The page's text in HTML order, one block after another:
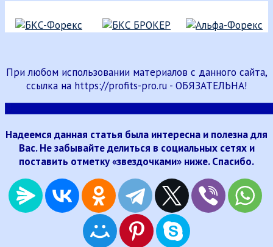
При любом использовании материалов с данного сайта,
ссылка на https://profits-pro.ru - ОБЯЗАТЕЛЬНА!
Надеемся данная статья была интересна и полезна для
Вас. Не забывайте делиться в социальных сетях и
поставить отметку «звездочками» ниже. Спасибо.